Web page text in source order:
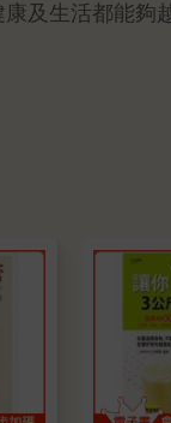
及生活都能夠